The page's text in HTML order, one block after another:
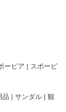
ーピア | スポーピ
品 | サンダル | 観